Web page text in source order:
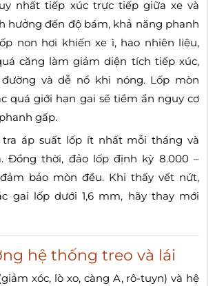
nhất tiếp xúc trực tiếp giữa xe và
hưởng đến độ bám, khả năng phanh
non hơi khiến xe ì, hao nhiên liệu,
căng làm giảm diện tích tiếp xúc,
và dễ nổ khi nóng. Lốp mòn
quá giới hạn gai sẽ tiềm ẩn nguy cơ
gấp.
áp suất lốp ít nhất mỗi tháng và
Đồng thời, đảo lốp định kỳ 8.000 –
bảo mòn đều. Khi thấy vết nứt,
gai lốp dưới 1,6 mm, hãy thay mới
hệ thống treo và lái
xóc, lò xo, càng A, rô-tuyn) và hệ